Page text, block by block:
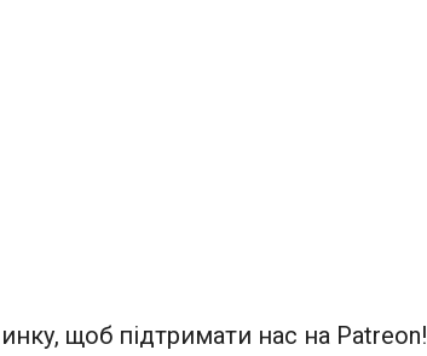
щоб підтримати нас на Patreon!